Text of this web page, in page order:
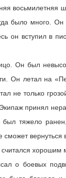
восьмилетняя
было много.
он вступил в
Он был
Он летал на
не только
принял
тяжело
вернуться
о боевых